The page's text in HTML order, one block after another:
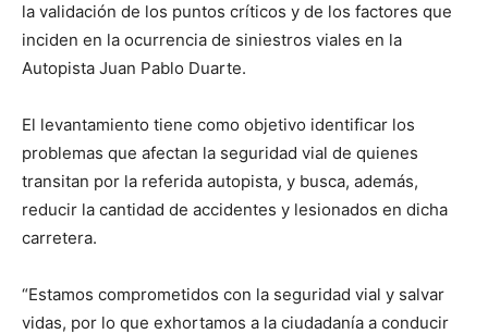
la validación de los puntos críticos y de los factores que
inciden en la ocurrencia de siniestros viales en la
Autopista Juan Pablo Duarte.
El levantamiento tiene como objetivo identificar los
problemas que afectan la seguridad vial de quienes
transitan por la referida autopista, y busca, además,
reducir la cantidad de accidentes y lesionados en dicha
carretera.
“Estamos comprometidos con la seguridad vial y salvar
vidas, por lo que exhortamos a la ciudadanía a conducir